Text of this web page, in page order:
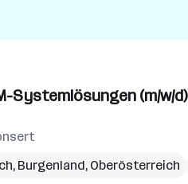
Systemlösungen (m/w/d)
, Burgenland, Oberösterreich